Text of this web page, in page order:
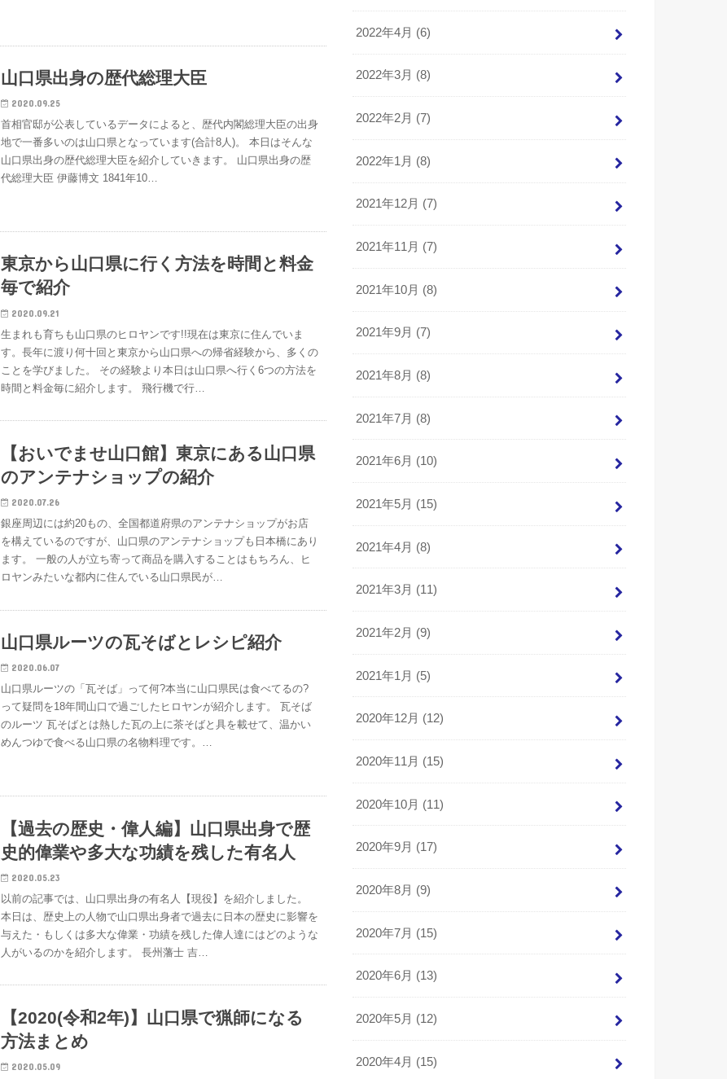
山口県出身の歴代総理大臣
2020.09.25
首相官邸が公表しているデータによると、歴代内閣総理大臣の出身
地で一番多いのは山口県となっています(合計8人)。 本日はそんな
山口県出身の歴代総理大臣を紹介していきます。 山口県出身の歴
代総理大臣 伊藤博文 1841年10…
東京から山口県に行く方法を時間と料金
毎で紹介
2020.09.21
生まれも育ちも山口県のヒロヤンです!!現在は東京に住んでいま
す。長年に渡り何十回と東京から山口県への帰省経験から、多くの
ことを学びました。 その経験より本日は山口県へ行く6つの方法を
時間と料金毎に紹介します。 飛行機で行…
【おいでませ山口館】東京にある山口県
のアンテナショップの紹介
2020.07.26
銀座周辺には約20もの、全国都道府県のアンテナショップがお店
を構えているのですが、山口県のアンテナショップも日本橋にあり
ます。 一般の人が立ち寄って商品を購入することはもちろん、ヒ
ロヤンみたいな都内に住んでいる山口県民が…
山口県ルーツの瓦そばとレシピ紹介
2020.06.07
山口県ルーツの「瓦そば」って何?本当に山口県民は食べてるの?
って疑問を18年間山口で過ごしたヒロヤンが紹介します。 瓦そば
のルーツ 瓦そばとは熱した瓦の上に茶そばと具を載せて、温かい
めんつゆで食べる山口県の名物料理です。…
【過去の歴史・偉人編】山口県出身で歴
史的偉業や多大な功績を残した有名人
2020.05.23
以前の記事では、山口県出身の有名人【現役】を紹介しました。
本日は、歴史上の人物で山口県出身者で過去に日本の歴史に影響を
与えた・もしくは多大な偉業・功績を残した偉人達にはどのような
人がいるのかを紹介します。 長州藩士 吉…
【2020(令和2年)】山口県で猟師になる
方法まとめ
2020.05.09
2022年4月 (6)
2022年3月 (8)
2022年2月 (7)
2022年1月 (8)
2021年12月 (7)
2021年11月 (7)
2021年10月 (8)
2021年9月 (7)
2021年8月 (8)
2021年7月 (8)
2021年6月 (10)
2021年5月 (15)
2021年4月 (8)
2021年3月 (11)
2021年2月 (9)
2021年1月 (5)
2020年12月 (12)
2020年11月 (15)
2020年10月 (11)
2020年9月 (17)
2020年8月 (9)
2020年7月 (15)
2020年6月 (13)
2020年5月 (12)
2020年4月 (15)